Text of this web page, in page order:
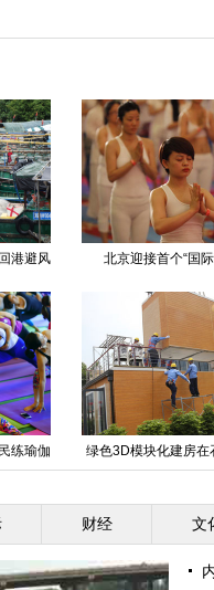
” 中国风人体彩绘上演黄
诞生 “彩色跑”北京站
财经 文